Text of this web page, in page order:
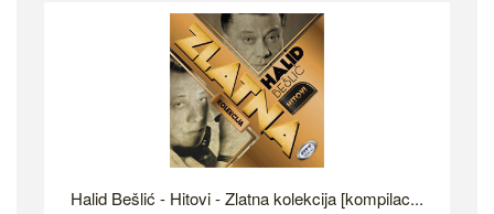
Halid Bešlić - Hitovi - Zlatna kolekcija [kompilac...